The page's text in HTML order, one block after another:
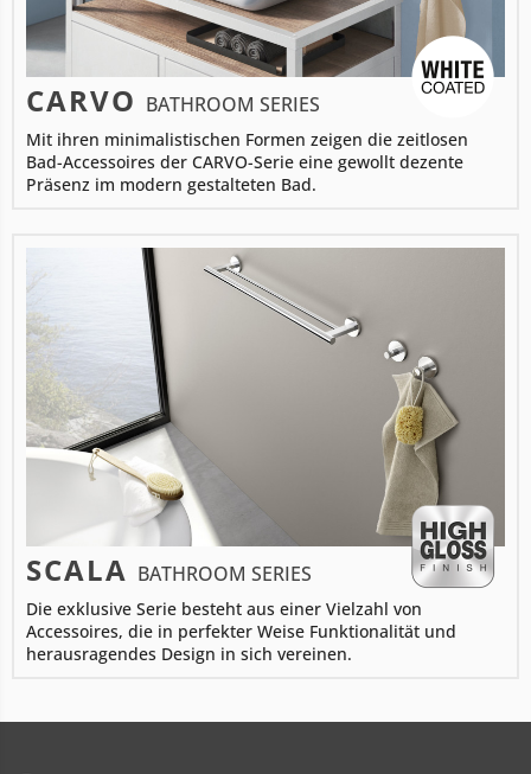
CARVO BATHROOM SERIES
Mit ihren minimalistischen Formen zeigen die zeitlosen
Bad-Accessoires der CARVO-Serie eine gewollt dezente
Präsenz im modern gestalteten Bad.
SCALA BATHROOM SERIES
Die exklusive Serie besteht aus einer Vielzahl von
Accessoires, die in perfekter Weise Funktionalität und
herausragendes Design in sich vereinen.